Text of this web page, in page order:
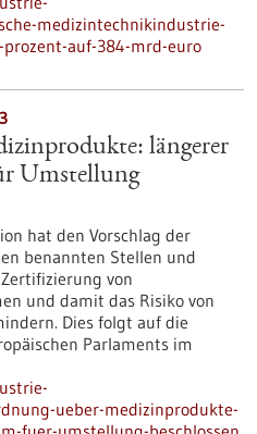
medizintechnikindustrie-
auf-384-mrd-euro
längerer
Umstellung
hat den Vorschlag der
benannten Stellen und
von
und damit das Risiko von
Dies folgt auf die
Parlaments im
ueber-medizinprodukte-